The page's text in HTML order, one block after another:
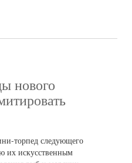
нового
торпед следующего
их искусственным